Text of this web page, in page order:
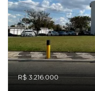
R$ 3.216.000